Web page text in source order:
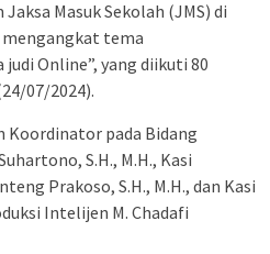
Masuk Sekolah (JMS) di
mengangkat tema
Online”, yang diikuti 80
07/2024).
Koordinator pada Bidang
S.H., M.H., Kasi
Prakoso, S.H., M.H., dan Kasi
Intelijen M. Chadafi